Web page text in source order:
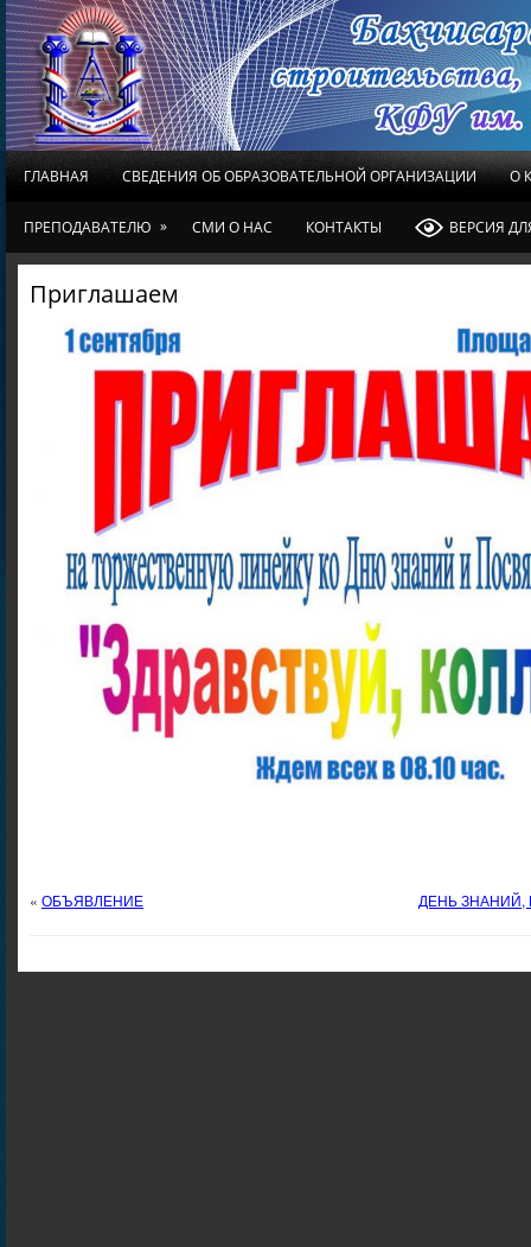
ГЛАВНАЯ СВЕДЕНИЯ ОБ ОБРАЗОВАТЕЛЬНОЙ ОРГАНИЗАЦИИ О
ПРЕПОДАВАТЕЛЮ » СМИ О НАС КОНТАКТЫ ВЕРСИЯ
Приглашаем
« ОБЪЯВЛЕНИЕ ДЕНЬ